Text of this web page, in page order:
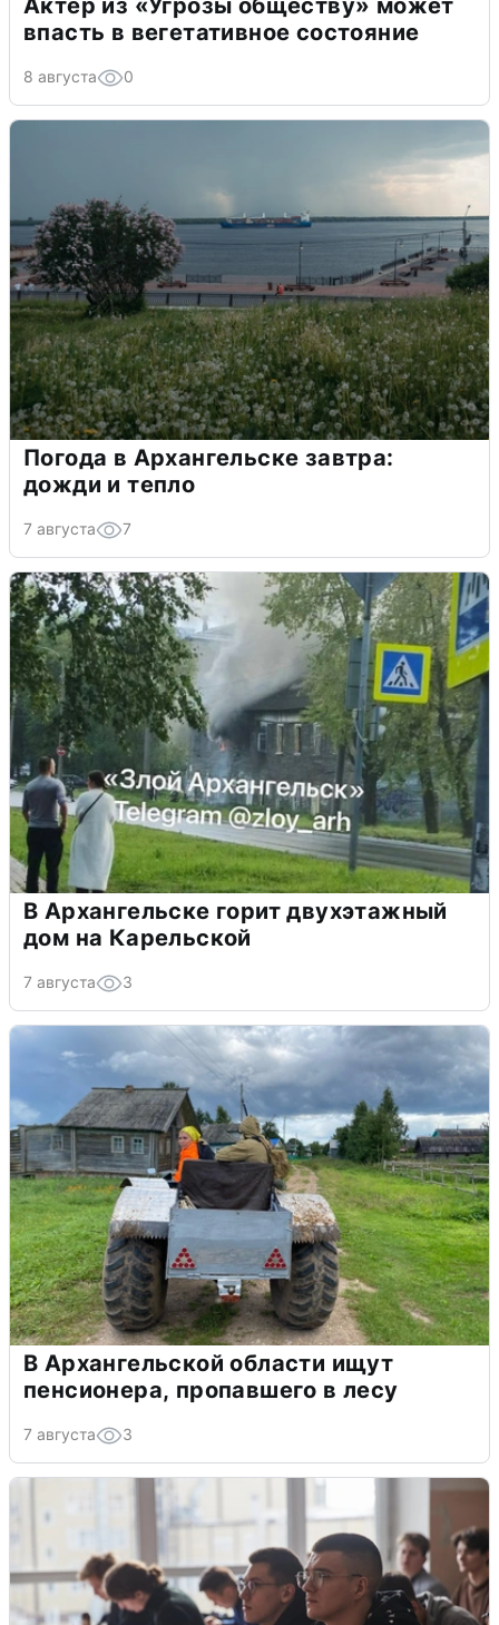
Актёр из «Угрозы обществу» может
впасть в вегетативное состояние
8 августа 0
Погода в Архангельске завтра:
дожди и тепло
7 августа 7
В Архангельске горит двухэтажный
дом на Карельской
7 августа 3
В Архангельской области ищут
пенсионера, пропавшего в лесу
7 августа 3